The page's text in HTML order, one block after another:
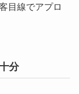
目線でアプロ
分